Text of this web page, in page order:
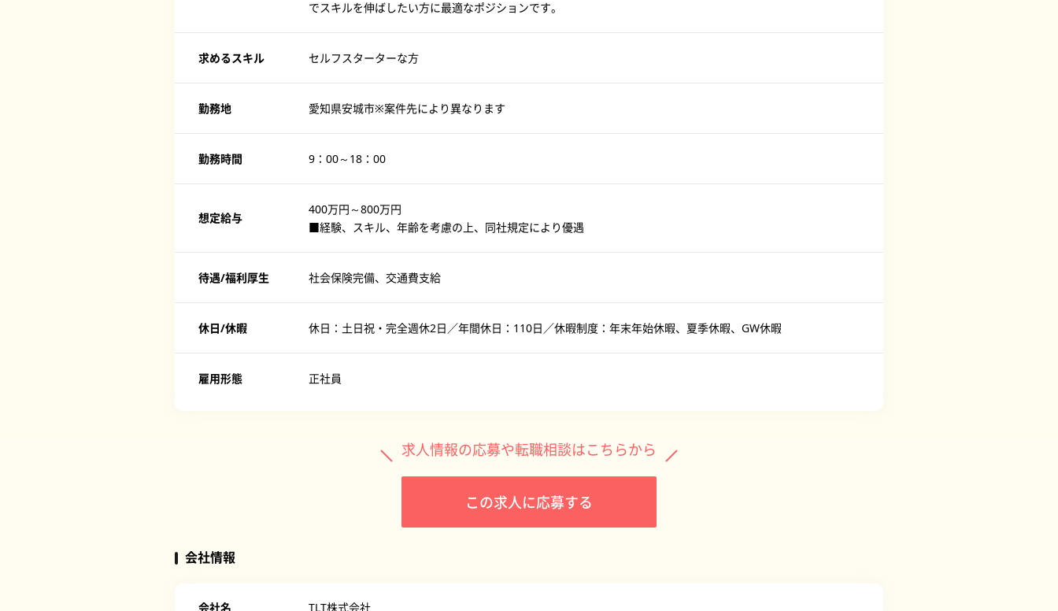
でスキルを伸ばしたい方に最適なポジションです。
求めるスキル セルフスターターな方
勤務地 愛知県安城市※案件先により異なります
勤務時間 9：00～18：00
想定給与
400万円～800万円
■経験、スキル、年齢を考慮の上、同社規定により優遇
待遇/福利厚生 社会保険完備、交通費支給
休日/休暇 休日：土日祝・完全週休2日／年間休日：110日／休暇制度：年末年始休暇、夏季休暇、GW休暇
雇用形態 正社員
求人情報の応募や転職相談はこちらから
この求人に応募する
会社情報
会社名 TLT株式会社